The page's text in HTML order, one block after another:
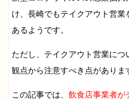
け、長崎でもテイクアウト営業
あるようです。
ただし、テイクアウト営業に
観点から注意すべき点がありま
この記事では、 飲食店事業者が